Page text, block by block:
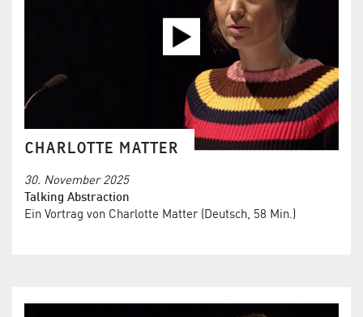
CHARLOTTE MATTER
30. November 2025
Talking Abstraction
Ein Vortrag von Charlotte Matter (Deutsch, 58 Min.)